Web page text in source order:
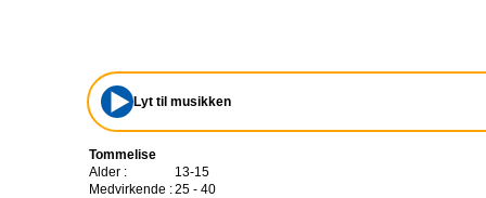
Lyt til musikken
Tommelise
Alder :
13-15
Medvirkende :25 - 40